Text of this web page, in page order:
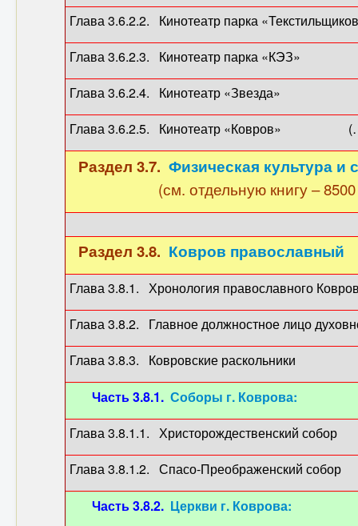
Глава 3.6.2.2. Кинотеатр парка
Глава 3.6.2.3. Кинотеатр парка
Глава 3.6.2.4. Кинотеатр «Звезда»
Глава 3.6.2.5. Кинотеатр «Ковров»
Раздел 3.7. Физическая культура и
(см. отдельную книгу –
Раздел 3.8. Ковров православный
Глава 3.8.1. Хронология православного
Глава 3.8.2. Главное должностное лицо
Глава 3.8.3. Ковровские
Часть 3.8.1. Соборы г. Коврова:
Глава 3.8.1.1.
Глава 3.8.1.2. Спасо-
Часть 3.8.2. Церкви г. Коврова: